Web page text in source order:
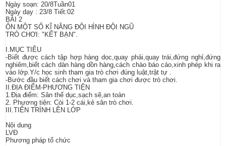
Ngày soạn: 20/8Tuần01
Ngày dạy : 23/8 Tiết:02
BÀI 2
ÔN MỘT SỐ KĨ NĂNG ĐỘI HÌNH ĐỘI NGŨ
TRÒ CHƠI: "KẾT BẠN".
I.MỤC TIÊU
-Biết được cách tập hợp hàng dọc,quay phải,quay trái,đứng nghỉ,đứng
nghiêm,biết cách dàn hàng dồn hàng,cách chào báo cáo,xinh phép khi ra
vào lớp.Y/c học sinh tham gia trò chơi đúng luật,trật tự .
-Bước đầu biết cách chơi và tham gia chơi được trò chơi.
II.ĐỊA ĐIỂM-PHƯƠNG TIỆN
1.Địa điểm: Sân thể dục,sạch sẽ,an toàn
2. Phương tiện: Còi 1-2 cái,kẻ sân trò chơi.
III.TIẾN TRÌNH LÊN LỚP
Nội dung
LVĐ
Phương pháp tổ chức